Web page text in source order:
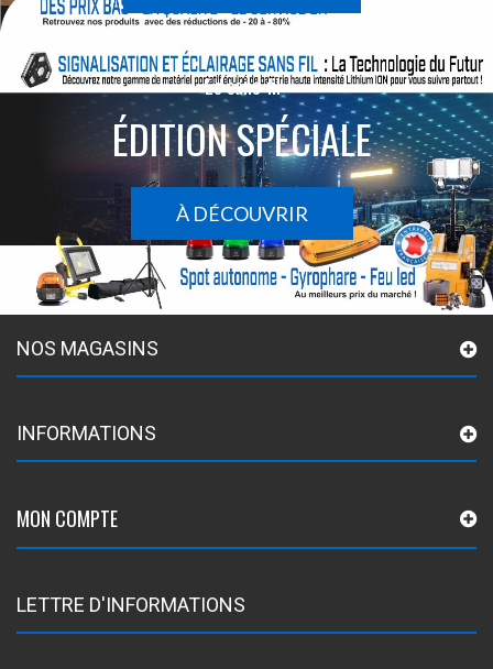
Le sans-fil
ÉDITION SPÉCIALE
À DÉCOUVRIR
NOS MAGASINS
INFORMATIONS
MON COMPTE
LETTRE D'INFORMATIONS